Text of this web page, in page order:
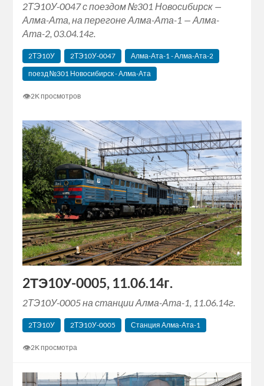
2ТЭ10У-0047 с поездом №301 Новосибирск —
Алма-Ата, на перегоне Алма-Ата-1 — Алма-
Ата-2, 03.04.14г.
2ТЭ10У 2ТЭ10У-0047
Алма-Ата-1 - Алма-Ата-2
поезд №301 Новосибирск - Алма-Ата
👁2K просмотров
2ТЭ10У-0005, 11.06.14г.
2ТЭ10У-0005 на станции Алма-Ата-1, 11.06.14г.
2ТЭ10У 2ТЭ10У-0005 Станция Алма-Ата-1
👁2K просмотра